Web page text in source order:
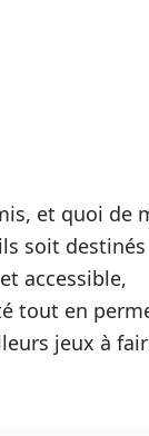
et quoi de
soit destinés
accessible,
tout en
jeux à